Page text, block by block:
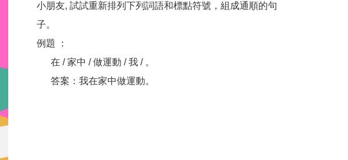
小朋友, 試試重新排列下列詞語和標點符號，組成通順的句
子。
例題 ：